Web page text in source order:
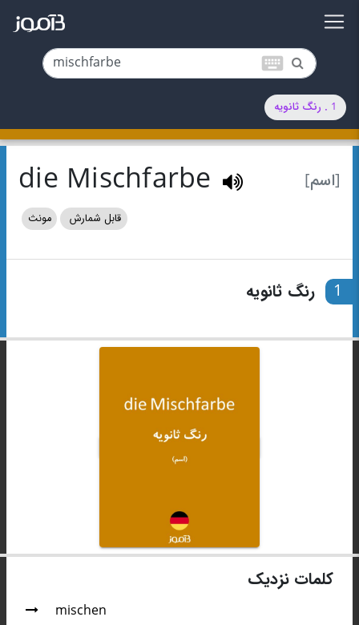
keyboard
1 . رنگ ثانویه
[اسم] die Mischfarbe
قابل شمارش مونث
1 رنگ ثانویه
کلمات نزدیک
mischen